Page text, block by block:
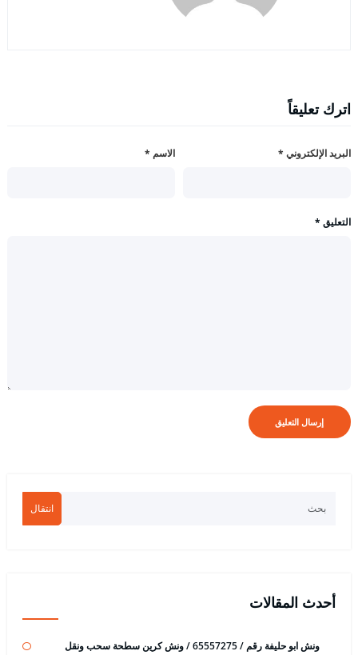
اترك تعليقاً
الاسم * البريد الإلكتروني *
التعليق *
انتقال
أحدث المقالات
ونش ابو حليفة رقم / 65557275 / ونش كرين سطحة سحب ونقل